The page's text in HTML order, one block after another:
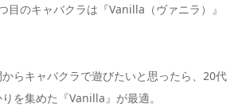
目のキャバクラは『Vanilla（ヴァニラ）』
らキャバクラで遊びたいと思ったら、20代
を集めた『Vanilla』が最適。